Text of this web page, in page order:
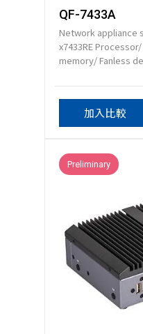
QF-7433A
Network appliance
x7433RE
memory/ Fanless
加入比較
Preliminary